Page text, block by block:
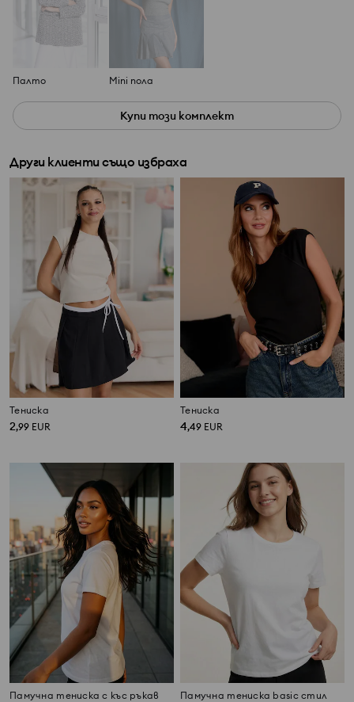
Палто Mini пола
Купи този комплект
Други клиенти също избраха
Тениска
2,99 EUR
Тениска
4,49 EUR
Памучна тениска с къс ръкав Памучна тениска basic стил